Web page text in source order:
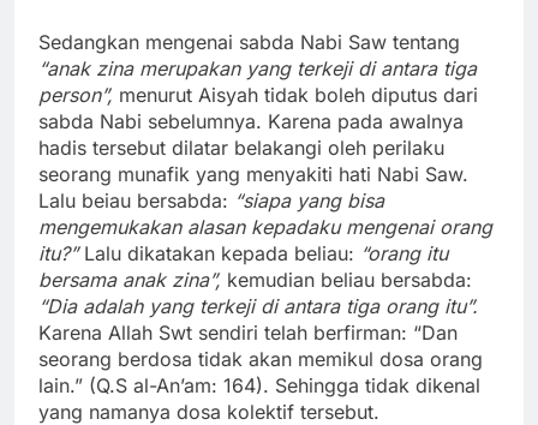
Sedangkan mengenai sabda Nabi Saw tentang
“anak zina merupakan yang terkeji di antara tiga
person”, menurut Aisyah tidak boleh diputus dari
sabda Nabi sebelumnya. Karena pada awalnya
hadis tersebut dilatar belakangi oleh perilaku
seorang munafik yang menyakiti hati Nabi Saw.
Lalu beiau bersabda: “siapa yang bisa
mengemukakan alasan kepadaku mengenai orang
itu?”Lalu dikatakan kepada beliau: “orang itu
bersama anak zina”, kemudian beliau bersabda:
“Dia adalah yang terkeji di antara tiga orang itu”.
Karena Allah Swt sendiri telah berfirman: “Dan
seorang berdosa tidak akan memikul dosa orang
lain.” (Q.S al-An’am: 164). Sehingga tidak dikenal
yang namanya dosa kolektif tersebut.